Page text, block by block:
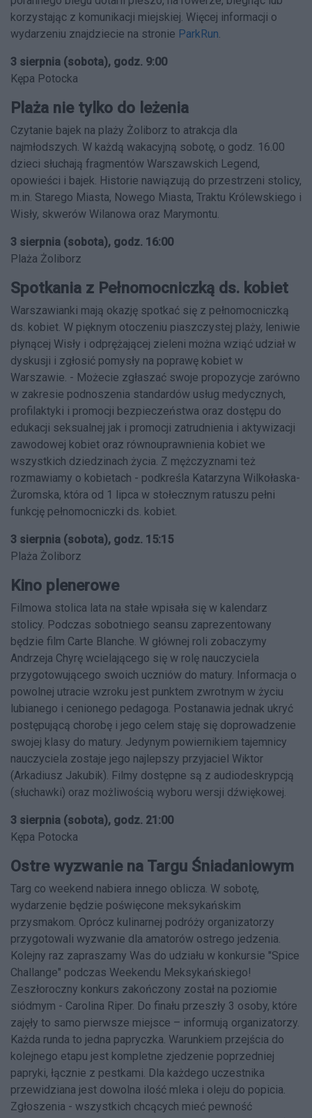
korzystając z komunikacji miejskiej. Więcej informacji o
wydarzeniu znajdziecie na stronie ParkRun
3 sierpnia (sobota), godz. 9:00
Kępa Potocka
Plaża nie tylko do leżenia
Czytanie bajek na plaży Żoliborz to atrakcja dla
najmłodszych. W każdą wakacyjną sobotę, o godz. 16.00
dzieci słuchają fragmentów Warszawskich Legend,
opowieści i bajek. Historie nawiązują do przestrzeni stolicy,
m.in. Starego Miasta, Nowego Miasta, Traktu Królewskiego i
Wisły, skwerów Wilanowa oraz Marymontu.
3 sierpnia (sobota), godz. 16:00
Plaża Żoliborz
Spotkania z Pełnomocniczką ds. kobiet
Warszawianki mają okazję spotkać się z pełnomocniczką
ds. kobiet. W pięknym otoczeniu piaszczystej plaży, leniwie
płynącej Wisły i odprężającej zieleni można wziąć udział w
dyskusji i zgłosić pomysły na poprawę kobiet w
Warszawie. - Możecie zgłaszać swoje propozycje zarówno
w zakresie podnoszenia standardów usług medycznych,
profilaktyki i promocji bezpieczeństwa oraz dostępu do
edukacji seksualnej jak i promocji zatrudnienia i aktywizacji
zawodowej kobiet oraz równouprawnienia kobiet we
wszystkich dziedzinach życia. Z mężczyznami też
rozmawiamy o kobietach - podkreśla Katarzyna Wilkołaska-
Żuromska, która od 1 lipca w stołecznym ratuszu pełni
funkcję pełnomocniczki ds. kobiet.
3 sierpnia (sobota), godz. 15:15
Plaża Żoliborz
Kino plenerowe
Filmowa stolica lata na stałe wpisała się w kalendarz
stolicy. Podczas sobotniego seansu zaprezentowany
będzie film Carte Blanche. W głównej roli zobaczymy
Andrzeja Chyrę wcielającego się w rolę nauczyciela
przygotowującego swoich uczniów do matury. Informacja o
powolnej utracie wzroku jest punktem zwrotnym w życiu
lubianego i cenionego pedagoga. Postanawia jednak ukryć
postępującą chorobę i jego celem staję się doprowadzenie
swojej klasy do matury. Jedynym powiernikiem tajemnicy
nauczyciela zostaje jego najlepszy przyjaciel Wiktor
(Arkadiusz Jakubik). Filmy dostępne są z audiodeskrypcją
(słuchawki) oraz możliwością wyboru wersji dźwiękowej.
3 sierpnia (sobota), godz. 21:00
Kępa Potocka
Ostre wyzwanie na Targu Śniadaniowym
Targ co weekend nabiera innego oblicza. W sobotę,
wydarzenie będzie poświęcone meksykańskim
przysmakom. Oprócz kulinarnej podróży organizatorzy
przygotowali wyzwanie dla amatorów ostrego jedzenia.
Kolejny raz zapraszamy Was do udziału w konkursie "Spice
Challange" podczas Weekendu Meksykańskiego!
Zeszłoroczny konkurs zakończony został na poziomie
siódmym - Carolina Riper. Do finału przeszły 3 osoby, które
zajęły to samo pierwsze miejsce – informują organizatorzy.
Każda runda to jedna papryczka. Warunkiem przejścia do
kolejnego etapu jest kompletne zjedzenie poprzedniej
papryki, łącznie z pestkami. Dla każdego uczestnika
przewidziana jest dowolna ilość mleka i oleju do popicia.
Zgłoszenia - wszystkich chcących mieć pewność